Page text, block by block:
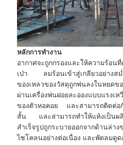
เครื่องอบแห้งระบบสุญญากาศ
หลักการทำงาน
อากาศจะถูกกรองและให้ความร้อน
เป่า ลมร้อนเข้าสู่เกลียวอย่างสม่
ของเหลวของวัสดุถูกพ่นลงในหยดข
ผ่านเครื่องพ่นฝอยละอองแบบแรงเ
ของตัวหอคอย และสามารถติดต่อ
สั้น และสามารถทำให้แห้งเป็นผ
สำเร็จรูปถูกระบายออกจากด้านล่า
ไซโคลนอย่างต่อเนื่อง และพัดลมดูด